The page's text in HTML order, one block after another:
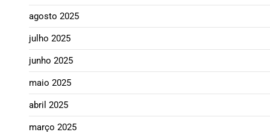
agosto 2025
julho 2025
junho 2025
maio 2025
abril 2025
março 2025